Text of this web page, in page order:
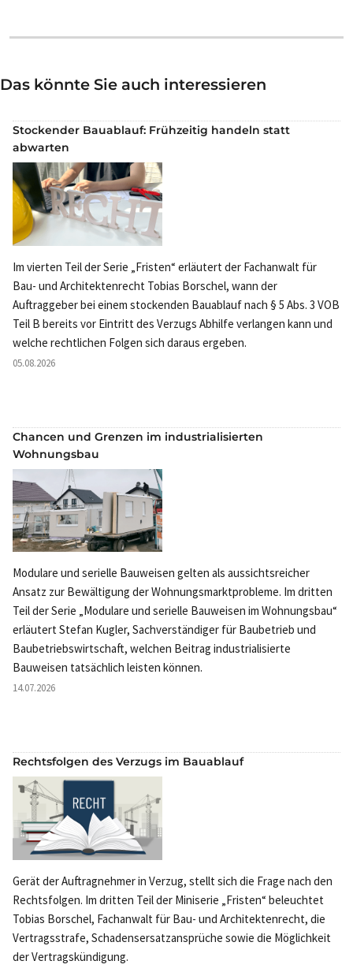
Das könnte Sie auch interessieren
Stockender Bauablauf: Frühzeitig handeln statt
abwarten
Im vierten Teil der Serie „Fristen“ erläutert der Fachanwalt für
Bau- und Architektenrecht Tobias Borschel, wann der
Auftraggeber bei einem stockenden Bauablauf nach § 5 Abs. 3 VOB
Teil B bereits vor Eintritt des Verzugs Abhilfe verlangen kann und
welche rechtlichen Folgen sich daraus ergeben.
05.08.2026
Chancen und Grenzen im industrialisierten
Wohnungsbau
Modulare und serielle Bauweisen gelten als aussichtsreicher
Ansatz zur Bewältigung der Wohnungsmarktprobleme. Im dritten
Teil der Serie „Modulare und serielle Bauweisen im Wohnungsbau“
erläutert Stefan Kugler, Sachverständiger für Baubetrieb und
Baubetriebswirtschaft, welchen Beitrag industrialisierte
Bauweisen tatsächlich leisten können.
14.07.2026
Rechtsfolgen des Verzugs im Bauablauf
Gerät der Auftragnehmer in Verzug, stellt sich die Frage nach den
Rechtsfolgen. Im dritten Teil der Miniserie „Fristen“ beleuchtet
Tobias Borschel, Fachanwalt für Bau- und Architektenrecht, die
Vertragsstrafe, Schadensersatzansprüche sowie die Möglichkeit
der Vertragskündigung.